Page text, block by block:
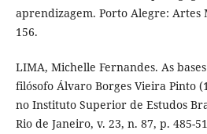
aprendizagem. Porto Alegre: Artes
156.
LIMA, Michelle Fernandes. As
filósofo Álvaro Borges Vieira Pinto
no Instituto Superior de Estudos
Rio de Janeiro, v. 23, n. 87, p. 485-